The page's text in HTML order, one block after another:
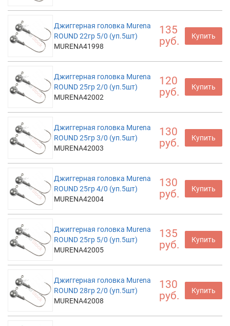
Джиггерная головка Murena
ROUND 22гр 5/0 (уп.5шт)
MURENA41998
135
руб.
Купить
Джиггерная головка Murena
ROUND 25гр 2/0 (уп.5шт)
MURENA42002
120
руб.
Купить
Джиггерная головка Murena
ROUND 25гр 3/0 (уп.5шт)
MURENA42003
130
руб.
Купить
Джиггерная головка Murena
ROUND 25гр 4/0 (уп.5шт)
MURENA42004
130
руб.
Купить
Джиггерная головка Murena
ROUND 25гр 5/0 (уп.5шт)
MURENA42005
135
руб.
Купить
Джиггерная головка Murena
ROUND 28гр 2/0 (уп.5шт)
MURENA42008
130
руб.
Купить